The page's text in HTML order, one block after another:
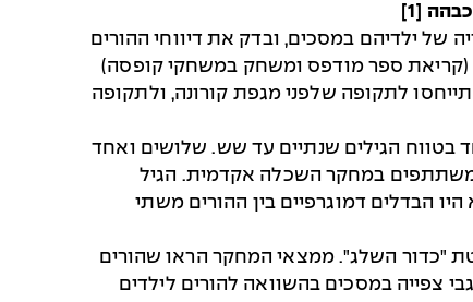
[1]
של ילדיהם במסכים, ובדק את דיווחי ההורים
(קריאת ספר מודפס ומשחק במשחקי קופסה)
לתקופה שלפני מגפת קורונה, ולתקופה
לילד אחד בטווח הגילים שנתיים עד שש. שלושים ואחד
במחקר היו ערבים, ול-79% מכלל המשתתפים במחקר השכלה אקדמית. הגיל
3.8 כאשר 54% מהם בנות. לא היו הבדלים דמוגרפיים בין ההורים משתי
"כדור השלג". ממצאי המחקר הראו שהורים
צפייה במסכים בהשוואה להורים לילדים